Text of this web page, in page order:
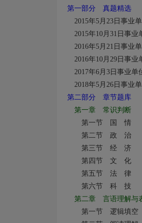
第一部分 真题精选
2015年5月23日事业
2015年10月31日事业
2016年5月21日事业
2016年10月29日事业
2017年6月3日事业单
2018年5月26日事业
第二部分 章节题库
第一章 常识判断
第一节 国 情
第二节 政 治
第三节 经 济
第四节 文 化
第五节 法 律
第六节 科 技
第二章 言语理解与
第一节 逻辑填空